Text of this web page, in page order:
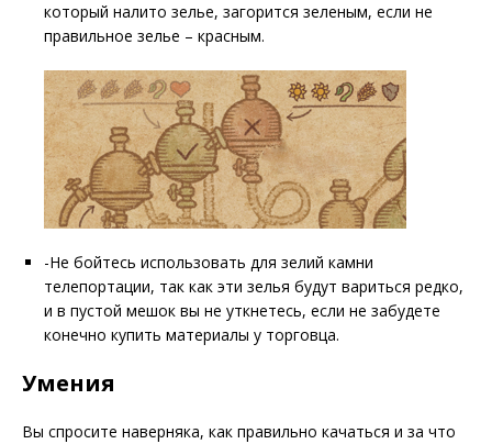
который налито зелье, загорится зеленым, если не
правильное зелье – красным.
-Не бойтесь использовать для зелий камни
телепортации, так как эти зелья будут вариться редко,
и в пустой мешок вы не уткнетесь, если не забудете
конечно купить материалы у торговца.
Умения
Вы спросите наверняка, как правильно качаться и за что